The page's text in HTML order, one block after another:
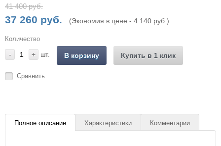
41 400 руб.
37 260 руб. (Экономия в цене - 4 140 руб.)
Количество
- + шт. В корзину Купить в 1 клик
Сравнить
Полное описание Характеристики Комментарии